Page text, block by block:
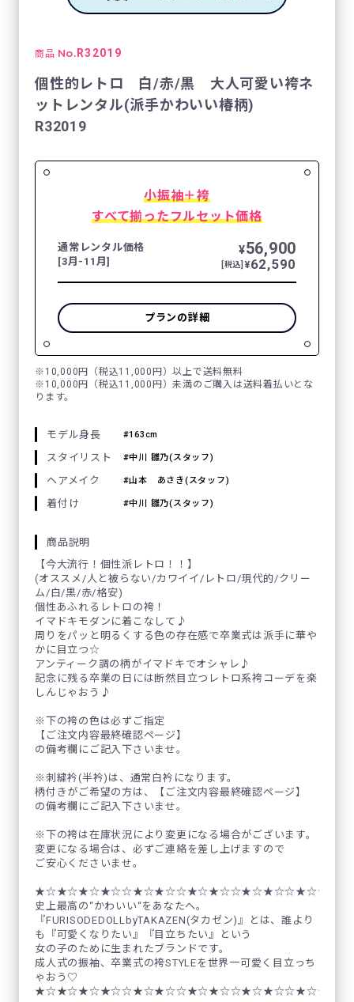
商品 No. R32019
個性的レトロ 白/赤/黒 大人可愛い袴ネ
ットレンタル(派手かわいい椿柄)
R32019
小振袖＋袴
すべて揃ったフルセット価格
通常レンタル価格
[3月-11月]
¥56,900
[税込] ¥62,590
プランの詳細
※10,000円（税込11,000円）以上で送料無料
※10,000円（税込11,000円）未満のご購入は送料着払いとな
ります。
モデル身長 163cm
スタイリスト 中川 雛乃(スタッフ)
ヘアメイク 山本 あさき(スタッフ)
着付け 中川 雛乃(スタッフ)
商品説明
【今大流行！個性派レトロ！！】
(オススメ/人と被らない/カワイイ/レトロ/現代的/クリー
ム/白/黒/赤/格安)
個性あふれるレトロの袴！
イマドキモダンに着こなして♪
周りをパッと明るくする色の存在感で卒業式は派手に華や
かに目立つ☆
アンティーク調の柄がイマドキでオシャレ♪
記念に残る卒業の日には断然目立つレトロ系袴コーデを楽
しんじゃおう♪
※下の袴の色は必ずご指定
【ご注文内容最終確認ページ】
の備考欄にご記入下さいませ。
※刺繍衿(半衿)は、通常白衿になります。
柄付きがご希望の方は、【ご注文内容最終確認ページ】
の備考欄にご記入下さいませ。
※下の袴は在庫状況により変更になる場合がございます。
変更になる場合は、必ずご連絡を差し上げますので
ご安心くださいませ。
史上最高の“かわいい“をあなたへ。
『FURISODEDOLLbyTAKAZEN(タカゼン)』とは、誰より
も『可愛くなりたい』『目立ちたい』という
女の子のために生まれたブランドです。
成人式の振袖、卒業式の袴STYLEを世界一可愛く目立っち
ゃおう♡